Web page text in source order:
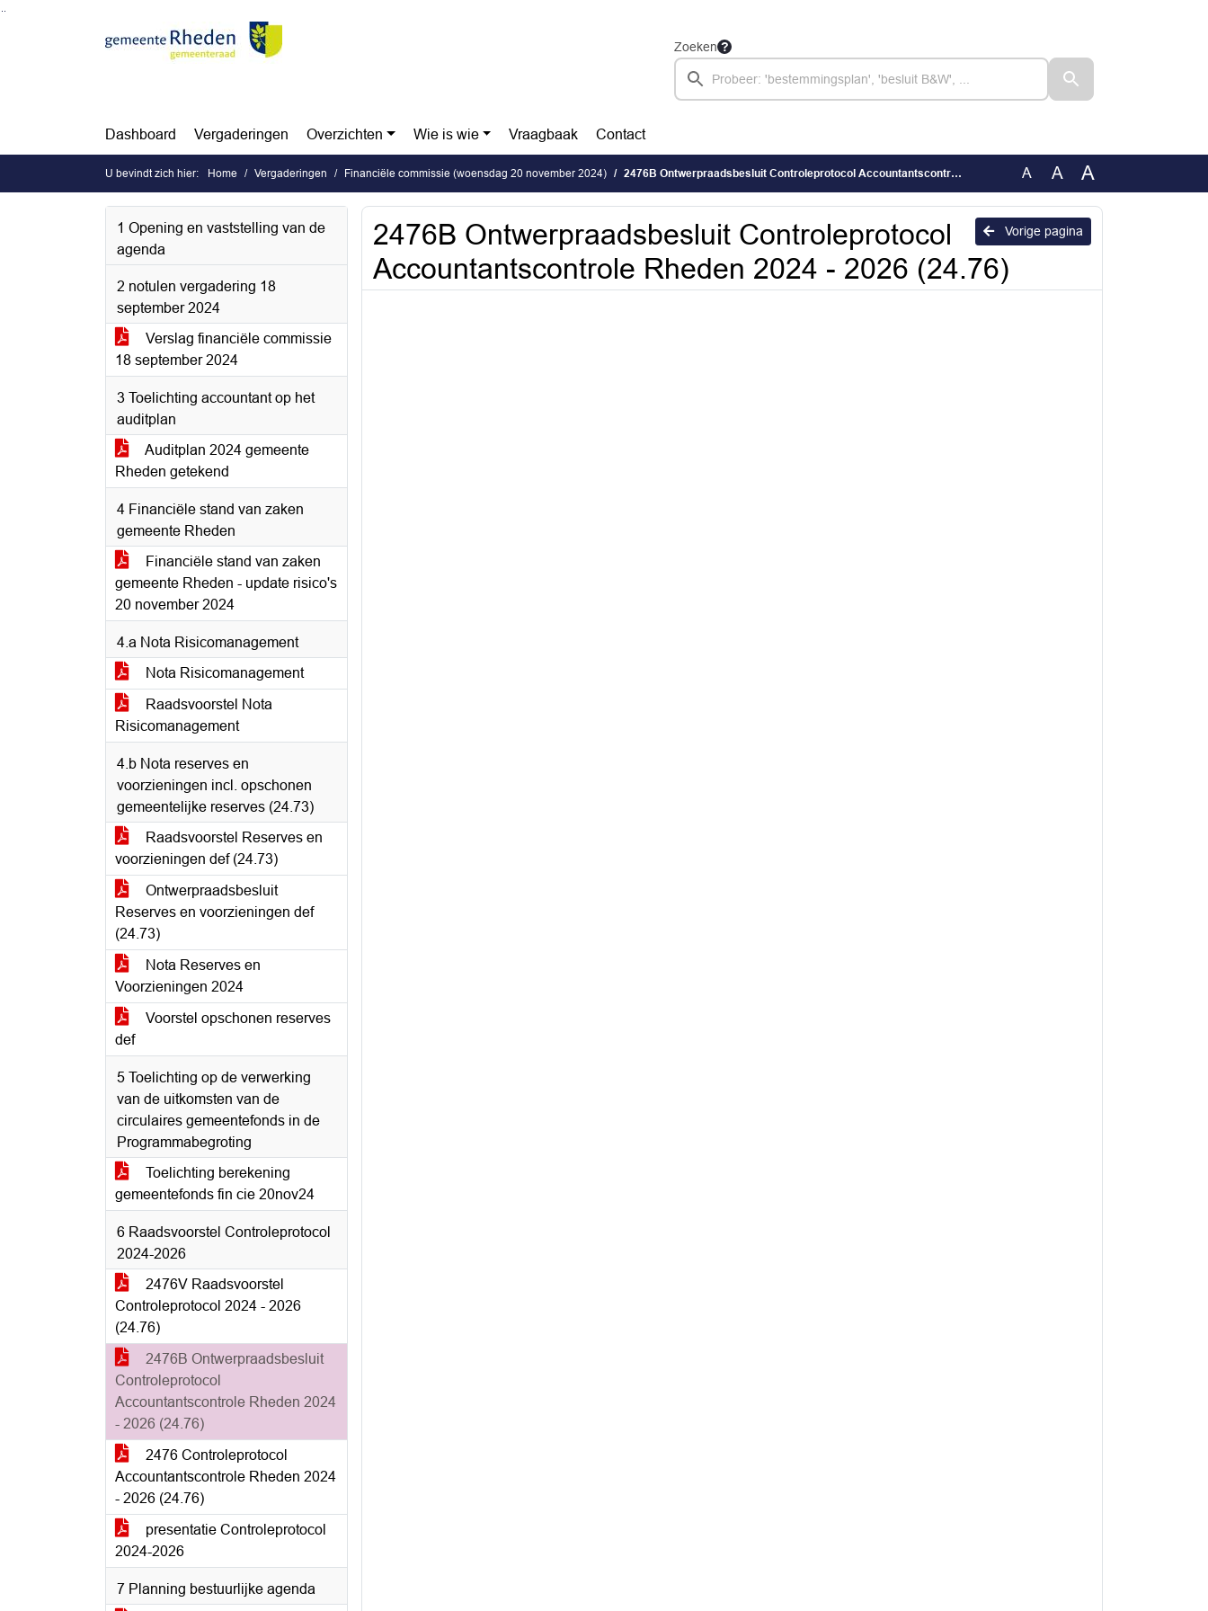
Zoeken
Dashboard Vergaderingen Overzichten Wie is wie Vraagbaak Contact
U bevindt zich hier: Home Vergaderingen Financiële commissie (woensdag 20 november 2024) 2476B Ontwerpraadsbesluit Controleprotocol Accountantscontrole Rheden 2024 - 2026 (24.76) A A A
1 Opening en vaststelling van de
agenda
2 notulen vergadering 18
september 2024
Verslag financiële commissie
18 september 2024
3 Toelichting accountant op het
auditplan
Auditplan 2024 gemeente
Rheden getekend
4 Financiële stand van zaken
gemeente Rheden
Financiële stand van zaken
gemeente Rheden - update risico's
20 november 2024
4.a Nota Risicomanagement
Nota Risicomanagement
Raadsvoorstel Nota
Risicomanagement
4.b Nota reserves en
voorzieningen incl. opschonen
gemeentelijke reserves (24.73)
Raadsvoorstel Reserves en
voorzieningen def (24.73)
Ontwerpraadsbesluit
Reserves en voorzieningen def
(24.73)
Nota Reserves en
Voorzieningen 2024
Voorstel opschonen reserves
def
5 Toelichting op de verwerking
van de uitkomsten van de
circulaires gemeentefonds in de
Programmabegroting
Toelichting berekening
gemeentefonds fin cie 20nov24
6 Raadsvoorstel Controleprotocol
2024-2026
2476V Raadsvoorstel
Controleprotocol 2024 - 2026
(24.76)
2476B Ontwerpraadsbesluit
Controleprotocol
Accountantscontrole Rheden 2024
- 2026 (24.76)
2476 Controleprotocol
Accountantscontrole Rheden 2024
- 2026 (24.76)
presentatie Controleprotocol
2024-2026
7 Planning bestuurlijke agenda
Vorige pagina
2476B Ontwerpraadsbesluit Controleprotocol
Accountantscontrole Rheden 2024 - 2026 (24.76)